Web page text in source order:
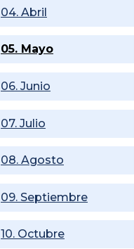
04. Abril
05. Mayo
06. Junio
07. Julio
08. Agosto
09. Septiembre
10. Octubre